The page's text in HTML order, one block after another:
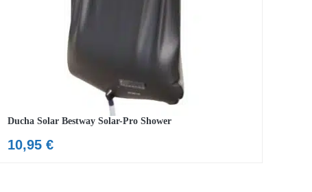
Ducha Solar Bestway Solar-Pro Shower
10,95€